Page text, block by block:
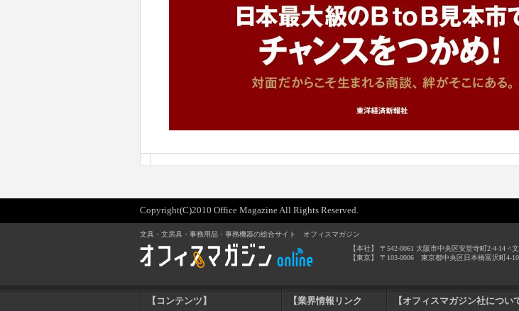
Copyright(C)2010 Office Magazine All Rights Reserved.
文具・文房具・事務用品・事務機器の総合サイト オフィスマガジン
【本社】 〒542-0061 大阪市中央区安堂寺町2-4-14
【東京】 〒103-0006 東京都中央区日本橋富沢町
【コンテンツ】 【業界情報リンク 【オフィスマガジン社につい